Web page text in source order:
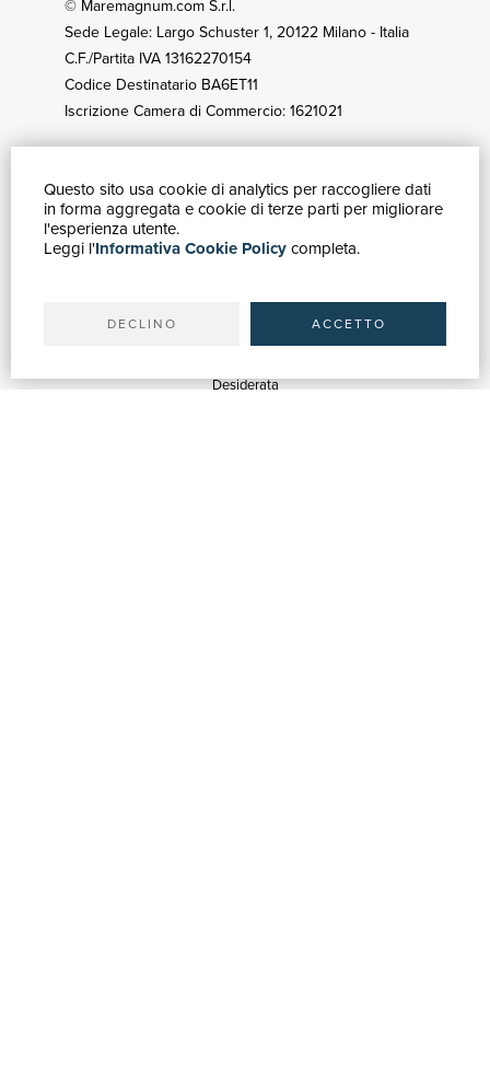
Questo sito usa cookie di analytics per raccogliere dati
in forma aggregata e cookie di terze parti per migliorare
l'esperienza utente.
Leggi l'Informativa Cookie Policycompleta.
DECLINO ACCETTO
© Maremagnum.com S.r.l.
Sede Legale: Largo Schuster 1, 20122 Milano - Italia
C.F./Partita IVA 13162270154
Codice Destinatario BA6ET11
Iscrizione Camera di Commercio: 1621021
GUIDA ACQUISTI
Ricerca avanzata
Spedizioni
Desiderata